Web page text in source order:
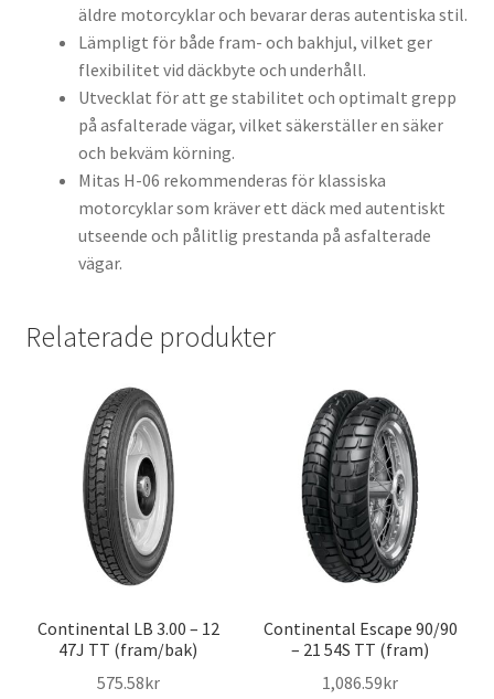
äldre motorcyklar och bevarar deras autentiska stil.
Lämpligt för både fram- och bakhjul, vilket ger
flexibilitet vid däckbyte och underhåll.
Utvecklat för att ge stabilitet och optimalt grepp
på asfalterade vägar, vilket säkerställer en säker
och bekväm körning.
Mitas H-06 rekommenderas för klassiska
motorcyklar som kräver ett däck med autentiskt
utseende och pålitlig prestanda på asfalterade
vägar.
Relaterade produkter
Continental LB 3.00 – 12
47J TT (fram/bak)
575.58kr
Continental Escape 90/90
– 21 54S TT (fram)
1,086.59kr